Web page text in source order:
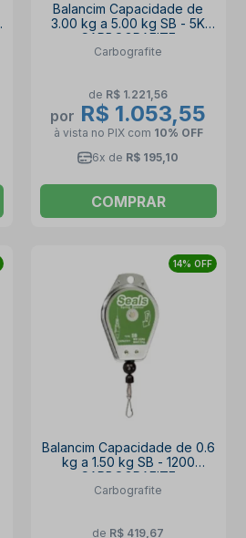
Balancim Capacidade de
3.00 kg a 5.00 kg SB - 5K
CARBOGRAFITE
Carbografite
de R$ 1.221,56
por R$ 1.053,55
à vista no PIX com 10% OFF
6x de R$ 195,10
COMPRAR
14% OFF
Balancim Capacidade de 0.6
kg a 1.50 kg SB - 1200
CARBOGRAFITE
Carbografite
de R$ 419,67